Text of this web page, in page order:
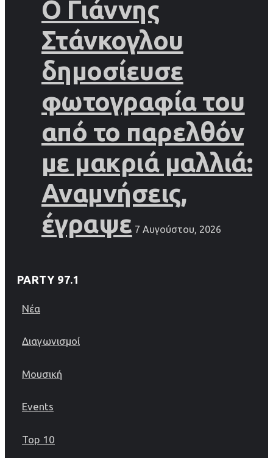
Ο Γιάννης
Στάνκογλου
δημοσίευσε
φωτογραφία του
από το παρελθόν
με μακριά μαλλιά:
Αναμνήσεις,
έγραψε 7 Αυγούστου, 2026
PARTY 97.1
Νέα
Διαγωνισμοί
Μουσική
Events
Top 10